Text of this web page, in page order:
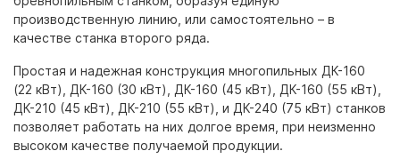
производственную линию, или самостоятельно – в
качестве станка второго ряда.
Простая и надежная конструкция многопильных ДК-160
(22 кВт), ДК-160 (30 кВт), ДК-160 (45 кВт), ДК-160 (55 кВт),
ДК-210 (45 кВт), ДК-210 (55 кВт), и ДК-240 (75 кВт) станков
позволяет работать на них долгое время, при неизменно
высоком качестве получаемой продукции.